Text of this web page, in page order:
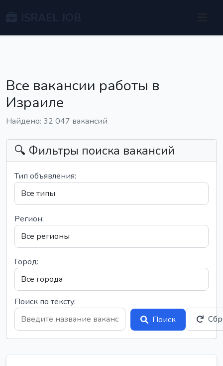
Все вакансии работы в
Израиле
Найдено: 32 047 вакансий
🔍 Фильтры поиска вакансий
Тип объявления:
Регион:
Город:
Поиск по тексту:
Поиск